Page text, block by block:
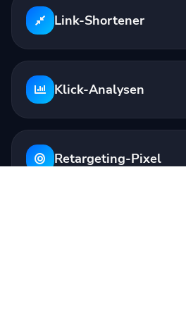
Öffnet in der
Link-Shortener
Klick-Analysen
Retargeting-Pixel